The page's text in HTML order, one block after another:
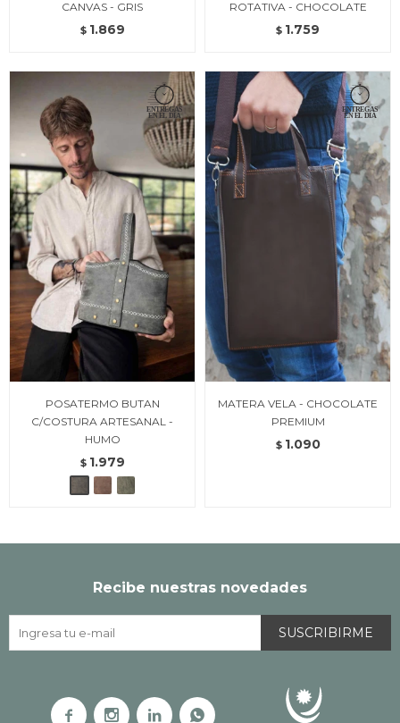
CANVAS - GRIS
$ 1.869
ROTATIVA - CHOCOLATE
$ 1.759
POSATERMO BUTAN
C/COSTURA ARTESANAL -
HUMO
$ 1.979
MATERA VELA - CHOCOLATE
PREMIUM
$ 1.090
Recibe nuestras novedades
SUSCRIBIRME
   